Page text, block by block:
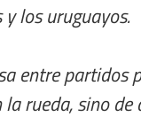
los uruguayos.
entre partidos
rueda, sino de